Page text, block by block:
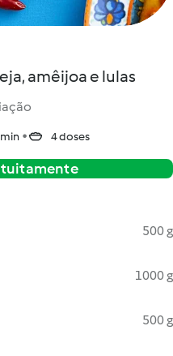
amêijoa e lulas
4 doses
500 g
1000 g
500 g